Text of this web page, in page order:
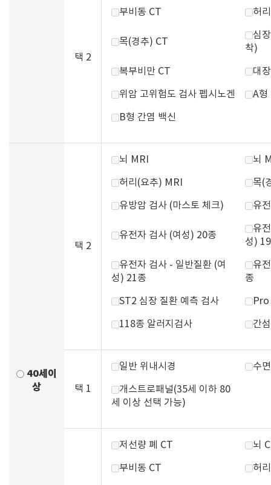
택 2
부비동 CT 허
목(경추) CT
심
착)
복부비만 CT 대
위암 고위험도 검사 펩시노겐 A형
B형 간염 백신
40세이
상
택 2
뇌 MRI 뇌
허리(요추) MRI 목(
유방암 검사 (마스토 체크) 유
유전자 검사 (여성) 20종
유
성)
유전자 검사 - 일반질환 (여
성) 21종
유
종
ST2 심장 질환 예측 검사 Pro
118종 알러지검사 간
택 1
일반 위내시경 수
개스트로패널(35세 이하 80
세 이상 선택 가능)
저선량 폐 CT 뇌
부비동 CT 허